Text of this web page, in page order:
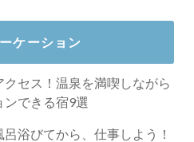
ケーション
クセス！温泉を満喫しながら
ンできる宿9選
浴びてから、仕事しよう！